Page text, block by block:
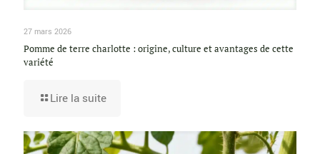
27 mars 2026
Pomme de terre charlotte : origine, culture et avantages de cette
variété
Lire la suite